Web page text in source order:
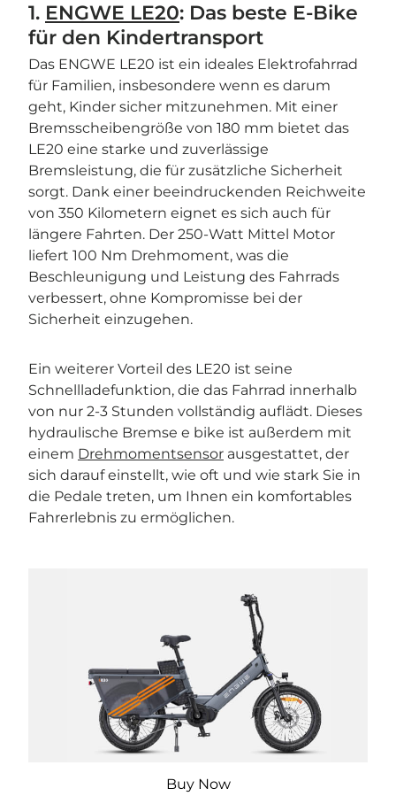
1. ENGWE LE20: Das beste E-Bike
für den Kindertransport
Das ENGWE LE20 ist ein ideales Elektrofahrrad
für Familien, insbesondere wenn es darum
geht, Kinder sicher mitzunehmen. Mit einer
Bremsscheibengröße von 180 mm bietet das
LE20 eine starke und zuverlässige
Bremsleistung, die für zusätzliche Sicherheit
sorgt. Dank einer beeindruckenden Reichweite
von 350 Kilometern eignet es sich auch für
längere Fahrten. Der 250-Watt Mittel Motor
liefert 100 Nm Drehmoment, was die
Beschleunigung und Leistung des Fahrrads
verbessert, ohne Kompromisse bei der
Sicherheit einzugehen.
Ein weiterer Vorteil des LE20 ist seine
Schnellladefunktion, die das Fahrrad innerhalb
von nur 2-3 Stunden vollständig auflädt. Dieses
hydraulische Bremse e bike ist außerdem mit
einem Drehmomentsensor ausgestattet, der
sich darauf einstellt, wie oft und wie stark Sie in
die Pedale treten, um Ihnen ein komfortables
Fahrerlebnis zu ermöglichen.
Buy Now